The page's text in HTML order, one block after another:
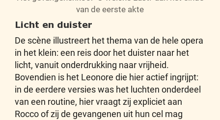
van de eerste akte
Licht en duister
De scène illustreert het thema van de hele opera
in het klein: een reis door het duister naar het
licht, vanuit onderdrukking naar vrijheid.
Bovendien is het Leonore die hier actief ingrijpt:
in de eerdere versies was het luchten onderdeel
van een routine, hier vraagt zij expliciet aan
Rocco of zij de gevangenen uit hun cel mag